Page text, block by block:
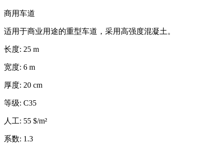
商用车道
适用于商业用途的重型车道，采用高强度混凝土。
长度: 25 m
宽度: 6 m
厚度: 20 cm
等级: C35
人工: 55 $/m²
系数: 1.3